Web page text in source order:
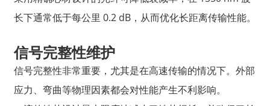
长下通常低于每公里 0.2 dB，从而优化长距离传输性能。
信号完整性维护
信号完整性非常重要，尤其是在高速传输的情况下。外部
应力、弯曲等物理因素都会对性能产生不利影响。